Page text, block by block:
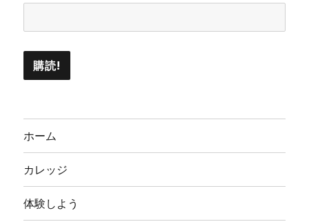
ホーム
カレッジ
体験しよう